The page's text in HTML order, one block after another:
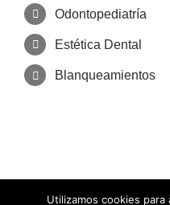
Odontopediatría
Estética Dental
Blanqueamientos
Utilizamos cookies